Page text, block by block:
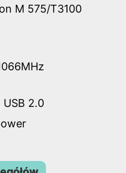
M 575/T3100
2.0